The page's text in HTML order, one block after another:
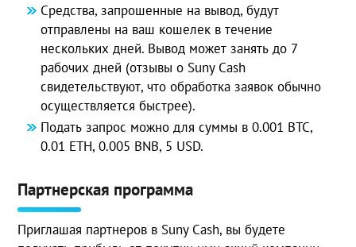
Средства, запрошенные на вывод, будут
отправлены на ваш кошелек в течение
нескольких дней. Вывод может занять до 7
рабочих дней (отзывы о Suny Cash
свидетельствуют, что обработка заявок обычно
осуществляется быстрее).
Подать запрос можно для суммы в 0.001 ВТС,
0.01 ЕТН, 0.005 BNB, 5 USD.
Партнерская программа
Приглашая партнеров в Suny Cash, вы будете